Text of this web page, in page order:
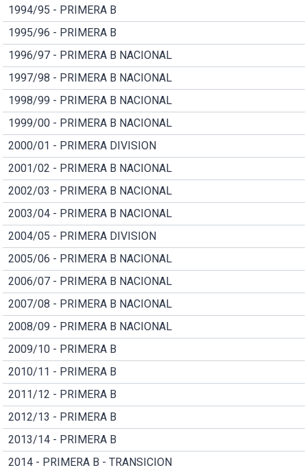
1994/95 - PRIMERA B
1995/96 - PRIMERA B
1996/97 - PRIMERA B NACIONAL
1997/98 - PRIMERA B NACIONAL
1998/99 - PRIMERA B NACIONAL
1999/00 - PRIMERA B NACIONAL
2000/01 - PRIMERA DIVISION
2001/02 - PRIMERA B NACIONAL
2002/03 - PRIMERA B NACIONAL
2003/04 - PRIMERA B NACIONAL
2004/05 - PRIMERA DIVISION
2005/06 - PRIMERA B NACIONAL
2006/07 - PRIMERA B NACIONAL
2007/08 - PRIMERA B NACIONAL
2008/09 - PRIMERA B NACIONAL
2009/10 - PRIMERA B
2010/11 - PRIMERA B
2011/12 - PRIMERA B
2012/13 - PRIMERA B
2013/14 - PRIMERA B
2014 - PRIMERA B - TRANSICION